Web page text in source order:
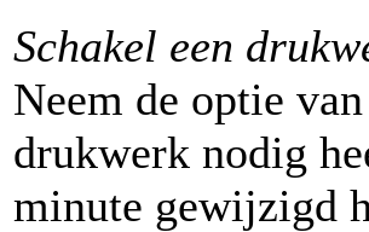
Schakel een
Neem de optie
drukwerk nodig
minute gewijzigd